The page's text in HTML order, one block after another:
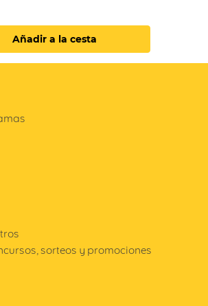
Añadir a la cesta
sorteos y promociones